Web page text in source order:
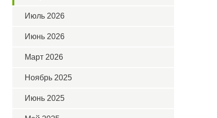
Июль 2026
Июнь 2026
Март 2026
Ноябрь 2025
Июнь 2025